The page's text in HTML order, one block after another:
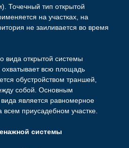
Точечный тип открытой
на участках, на
не заиливается во время
вида открытой системы
охватывает всю площадь
обустройством траншей,
собой. Основным
является равномерное
всем приусадебном участке.
системы